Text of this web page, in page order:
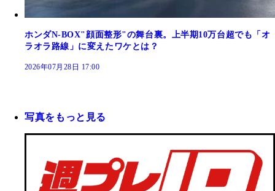
ホンダN-BOX"顔面整形"の舞台裏。上半期10万台超でも「オ
ラオラ路線」に変えたワケとは？
2026年07月28日 17:00
写真をもっと見る